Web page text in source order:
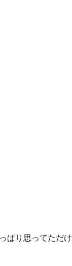
ぱり思ってただけ